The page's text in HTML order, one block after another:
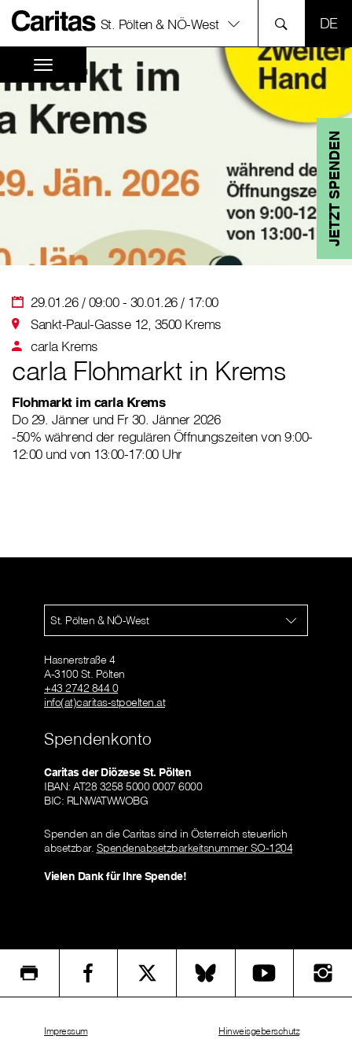
St. Pölten & NÖ-West
JETZT SPENDEN
29.01.26 / 09:00 - 30.01.26 / 17:00
Sankt-Paul-Gasse 12, 3500 Krems
carla Krems
carla Flohmarkt in Krems
Flohmarkt im carla Krems
Do 29. Jänner und Fr 30. Jänner 2026
-50% während der regulären Öffnungszeiten von 9:00-
12:00 und von 13:00-17:00 Uhr
St. Pölten & NÖ-West
Hasnerstraße 4
A-3100 St. Pölten
+43 2742 844 0
info(at)caritas-stpoelten.at
Spendenkonto
Caritas der Diözese St. Pölten
IBAN: AT28 3258 5000 0007 6000
BIC: RLNWATWWOBG
Spenden an die Caritas sind in Österreich steuerlich
absetzbar. Spendenabsetzbarkeitsnummer SO-1204
Vielen Dank für Ihre Spende!
Impressum Hinweisgeberschutz